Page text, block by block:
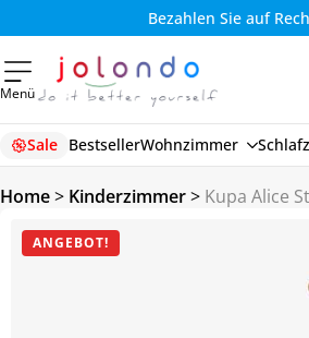
Bezahlen Sie auf Rechnung (30 Tage)
Menü
Sale BestsellerWohnzimmer
Home> Kinderzimmer> Kupa Alice
ANGEBOT!